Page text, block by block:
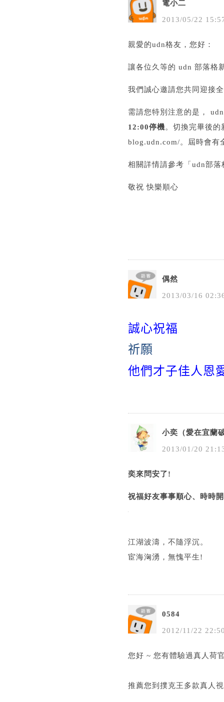
電小二
2013/05/22 15:
親愛的udn格友，您好：
讓各位久等的 udn 部落格
我們誠心邀請您共同迎接
需請您特別注意的是，
12:00停機。切換完畢後
blog.udn.com/。屆時會有
相關詳情請參考「 udn部落
敬祝 快樂順心
偶然
2013/03/16 02:
誠心祝福
祈願
他們才子佳人恩
小奕（愛在宜蘭
2013/01/20 21:
奕來問安了!
祝福好友事事順心、時時
江湖波濤，不隨浮沉。
宦海洶湧，無愧平生!
0584
2012/11/22 22:
您好 ~ 您有體驗過真人荷
推薦您到撲克王多款真人